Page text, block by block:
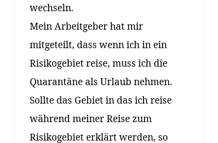
wechseln.
Mein Arbeitgeber hat mir
mitgeteilt, dass wenn ich in ein
Risikogebiet reise, muss ich die
Quarantäne als Urlaub nehmen.
Sollte das Gebiet in das ich reise
während meiner Reise zum
Risikogebiet erklärt werden, so